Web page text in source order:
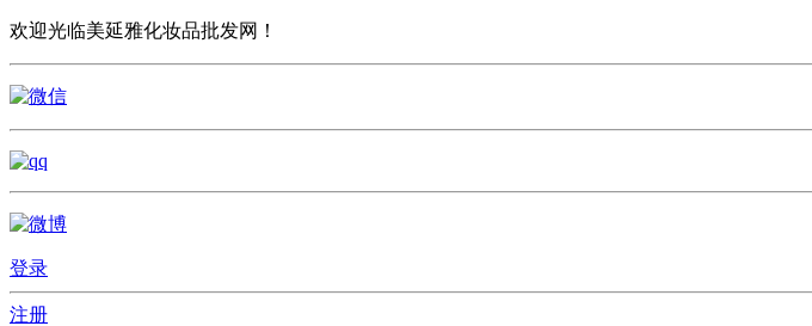
欢迎光临美延雅化妆品批发网！
登录
注册